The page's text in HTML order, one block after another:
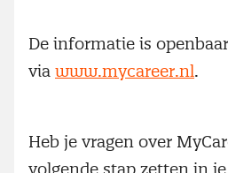
De informatie is
via www.mycareer.nl.
Heb je vragen over